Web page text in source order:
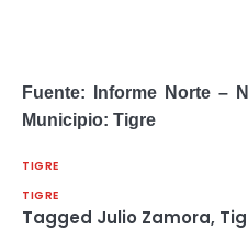
Fuente: Informe Norte –
Municipio: Tigre
TIGRE
TIGRE
Tagged Julio Zamora,